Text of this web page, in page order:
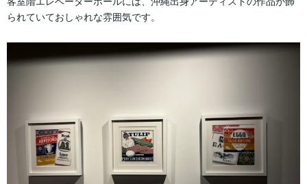
られていておしゃれな雰囲気です。